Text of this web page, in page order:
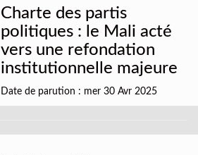
Charte des partis
politiques : le Mali acté
vers une refondation
institutionnelle majeure
Date de parution : mer 30 Avr 2025